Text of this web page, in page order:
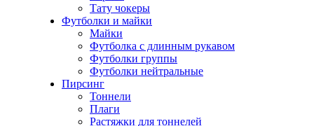
Тату чокеры
Футболки и майки
Майки
Футболка с длинным рукавом
Футболки группы
Футболки нейтральные
Пирсинг
Тоннели
Плаги
Растяжки для тоннелей